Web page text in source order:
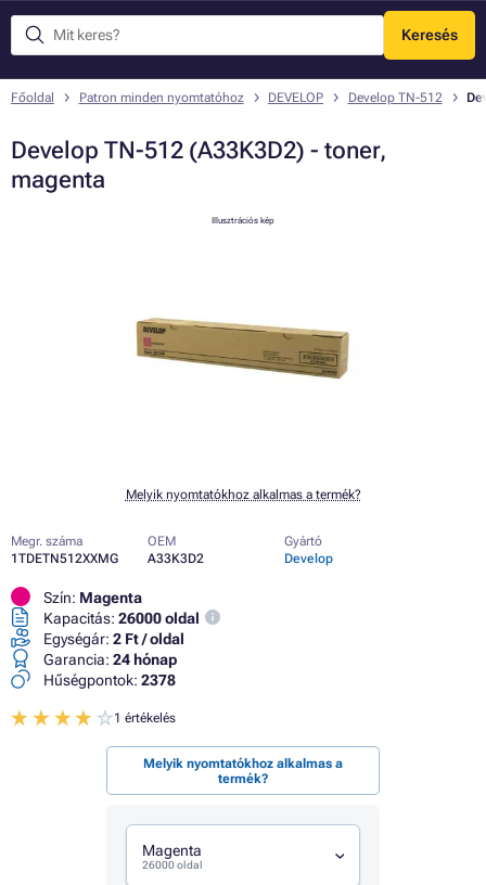
Keresés
Menü
Főoldal Patron minden nyomtatóhoz DEVELOP Develop TN-512
Develop TN-512 (A33K3D2) - toner,
magenta
Illusztrációs kép
Melyik nyomtatókhoz alkalmas a termék?
Megr. száma
1TDETN512XXMG
OEM
A33K3D2
Gyártó
Develop
Szín: Magenta
Kapacitás: 26000 oldal
Egységár: 2 Ft / oldal
Garancia: 24 hónap
Hűségpontok: 2378
1 értékelés
Melyik nyomtatókhoz alkalmas a
termék?
Magenta
26000 oldal